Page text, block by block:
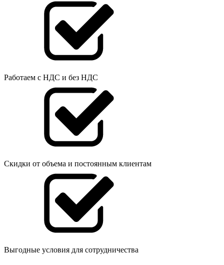
Работаем с НДС и без НДС
Скидки от объема и постоянным клиентам
Выгодные условия для сотрудничества